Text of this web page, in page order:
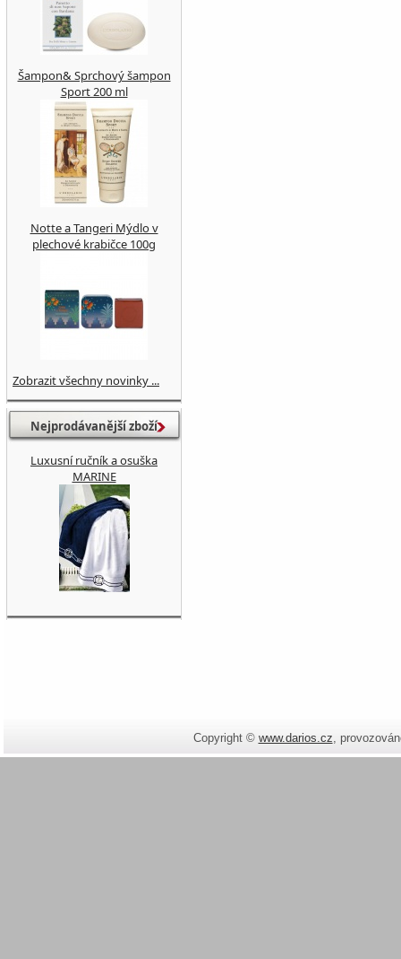
Šampon& Sprchový šampon
Sport 200 ml
Notte a Tangeri Mýdlo v
plechové krabičce 100g
Zobrazit všechny novinky ...
Nejprodávanější zboží
Luxusní ručník a osuška
MARINE
Copyright © www.darios.cz,